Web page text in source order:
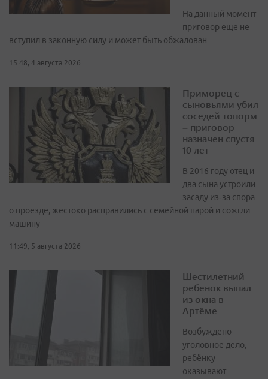
На данный момент
приговор еще не
вступил в законную силу и может быть обжалован
15:48, 4 августа 2026
Приморец с
сыновьями убил
соседей топорм
– приговор
назначен спустя
10 лет
В 2016 году отец и
два сына устроили
засаду из‑за спора
о проезде, жестоко расправились с семейной парой и сожгли
машину
11:49, 5 августа 2026
Шестилетний
ребенок выпал
из окна в
Артёме
Возбуждено
уголовное дело,
ребёнку
оказывают